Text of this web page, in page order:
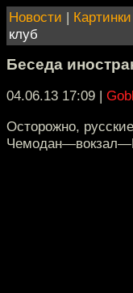
Новости | Картинки
клуб
Беседа
04.06.13 17:09 |
Осторожно,